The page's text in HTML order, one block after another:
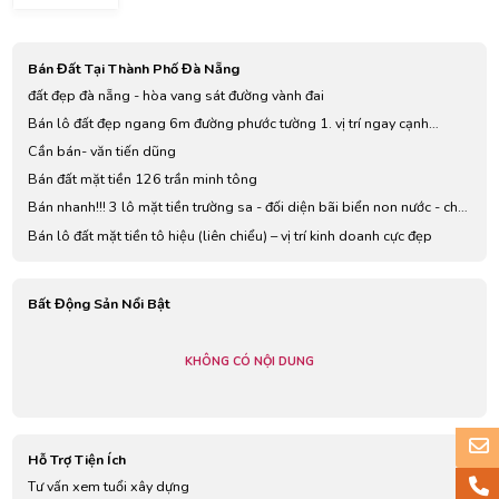
Bán Đất Tại Thành Phố Đà Nẵng
đất đẹp đà nẵng - hòa vang sát đường vành đai
Bán lô đất đẹp ngang 6m đường phước tường 1. vị trí ngay cạnh
đường tôn đản và đinh thị vân, trường chinh. 🎈địa chỉ 75 phước tường
Cần bán- văn tiến dũng
Bán đất mặt tiền 126 trần minh tông
Bán nhanh!!! 3 lô mặt tiền trường sa - đối diện bãi biển non nước - chỉ
110tr/m2
Bán lô đất mặt tiền tô hiệu (liên chiểu) – vị trí kinh doanh cực đẹp
Bất Động Sản Nổi Bật
KHÔNG CÓ NỘI DUNG
Hỗ Trợ Tiện Ích
Tư vấn xem tuổi xây dựng